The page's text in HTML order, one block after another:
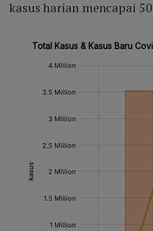
kasus harian mencapai